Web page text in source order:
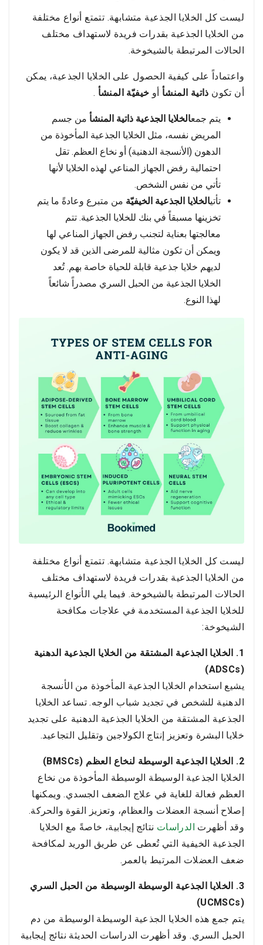
ليست كل الخلايا الجذعية متشابهة. تتمتع أنواع مختلفة
من الخلايا الجذعية بقدرات فريدة لاستهداف مختلف
الحالات المرتبطة بالشيخوخة.
واعتماداً على كيفية الحصول على الخلايا الجذعية، يمكن
أن تكون ذاتية المنشأ أو خيفيّة المنشأ .
يتم جمعالخلايا الجذعية ذاتية المنشأ من جسم
المريض نفسه، مثل الخلايا الجذعية المأخوذة من
الدهون (الأنسجة الدهنية) أو نخاع العظم. تقل
احتمالية رفض الجهاز المناعي لهذه الخلايا لأنها
تأتي من نفس الشخص.
تأتيالخلايا الجذعية الخيفيّة من متبرع وعادةً ما يتم
تخزينها مسبقاً في بنك للخلايا الجذعية. تتم
معالجتها بعناية لتجنب رفض الجهاز المناعي لها
ويمكن أن تكون مثالية للمرضى الذين قد لا يكون
لديهم خلايا جذعية قابلة للحياة خاصة بهم. تُعد
الخلايا الجذعية من الحبل السري مصدراً شائعاً
لهذا النوع.
ليست كل الخلايا الجذعية متشابهة. تتمتع أنواع مختلفة
من الخلايا الجذعية بقدرات فريدة لاستهداف مختلف
الحالات المرتبطة بالشيخوخة. فيما يلي الأنواع الرئيسية
للخلايا الجذعية المستخدمة في علاجات مكافحة
الشيخوخة:
1. الخلايا الجذعية المشتقة من الخلايا الجذعية الدهنية
(ADSCs)
يشيع استخدام الخلايا الجذعية المأخوذة من الأنسجة
الدهنية للشخص في تجديد شباب الوجه. تساعد الخلايا
الجذعية المشتقة من الخلايا الجذعية الدهنية على تجديد
خلايا البشرة وتعزيز إنتاج الكولاجين وتقليل التجاعيد.
2. الخلايا الجذعية الوسيطة لنخاع العظم (BMSCs)
الخلايا الجذعية الوسيطة الوسيطة المأخوذة من نخاع
العظم فعالة للغاية في علاج الضعف الجسدي. ويمكنها
إصلاح أنسجة العضلات والعظام، وتعزيز القوة والحركة.
وقد أظهرت الدراسات نتائج إيجابية، خاصةً مع الخلايا
الجذعية الخيفية التي تُعطى عن طريق الوريد لمكافحة
ضعف العضلات المرتبط بالعمر.
3. الخلايا الجذعية الوسيطة الوسيطة من الحبل السري
(UCMSCs)
يتم جمع هذه الخلايا الجذعية الوسيطة الوسيطة من دم
الحبل السري. وقد أظهرت الدراسات الحديثة نتائج إيجابية